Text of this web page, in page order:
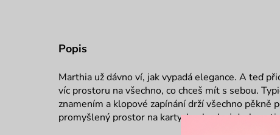
Popis
Marthia už dávno ví, jak vypadá elegance. A teď
víc prostoru na všechno, co chceš mít s sebou.
znamením a klopové zapínání drží všechno pěkně
promyšlený prostor na karty, bankovky i